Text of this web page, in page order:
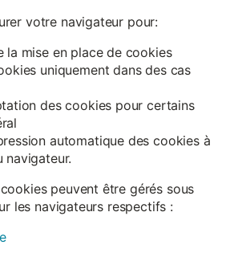
votre navigateur pour:
la mise en place de cookies
uniquement dans des cas
des cookies pour certains
automatique des cookies à
navigateur.
peuvent être gérés sous
les navigateurs respectifs :